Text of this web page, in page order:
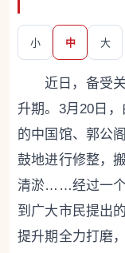
小 中 大
近日，备受
升期。3月20日
的中国馆、郭公
鼓地进行修整，
清淤……经过一个
到广大市民提出
提升期全力打磨